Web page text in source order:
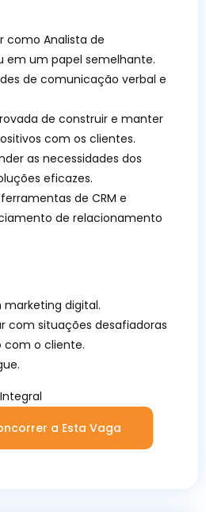
como Analista de
em um papel semelhante.
de comunicação verbal e
de construir e manter
com os clientes.
as necessidades dos
eficazes.
de CRM e
de relacionamento
digital.
com situações desafiadoras
com o cliente.
a Esta Vaga